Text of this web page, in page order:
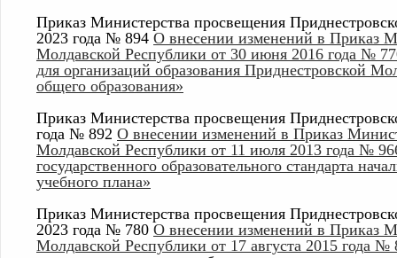
Приказ Министерства просвещения
2023 года № 894 О внесении изменений в Приказ
Молдавской Республики от 30 июня 2016 года №
для организаций образования Приднестровской
общего образования»
Приказ Министерства просвещения
года № 892 О внесении изменений в Приказ
Молдавской Республики от 11 июля 2013 года №
государственного образовательного стандарта
учебного плана»
Приказ Министерства просвещения
2023 года № 780 О внесении изменений в Приказ
Молдавской Республики от 17 августа 2015 года №